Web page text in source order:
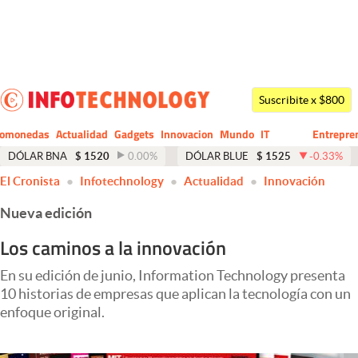
Dólar
Economía y Política
Finanzas y Mercados
Mercados Online
Negocios
Columnistas
Otras secciones
Suscribite x $800
Actualidad Gadgets Innovacion Mundo
CIO
IT
Business
DÓLAR BNA $ 1520 0.00% DÓLAR BLUE $ 1525 -0.33%
El Cronista Infotechnology Actualidad Innovación
Nueva edición
Los caminos a la innovación
En su edición de junio, Information Technology presenta
10 historias de empresas que aplican la tecnología con un
enfoque original.